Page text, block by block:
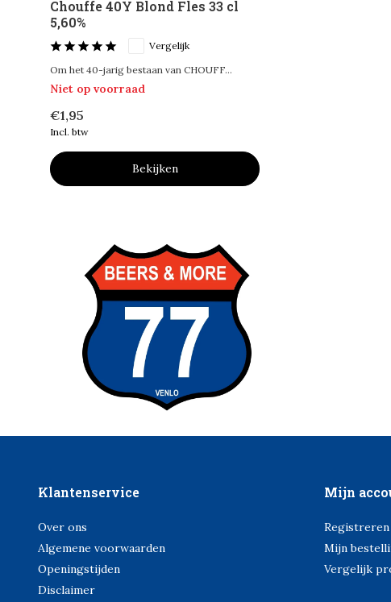
Chouffe 40Y Blond Fles 33 cl
5,60%
Vergelijk
Om het 40-jarig bestaan van CHOUFF...
Niet op voorraad
€1,95
Incl. btw
Bekijken
Klantenservice
Over ons
Algemene voorwaarden
Openingstijden
Disclaimer
Mijn
Registreren
Mijn
Vergelijk